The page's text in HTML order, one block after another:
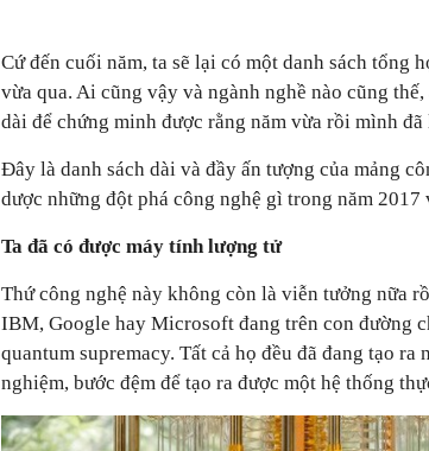
Cứ đến cuối năm, ta sẽ lại có một danh sách tổng
vừa qua. Ai cũng vậy và ngành nghề nào cũng
dài để chứng minh được rằng năm vừa rồi mình
Đây là danh sách dài và đầy ấn tượng của mảng
dược những đột phá công nghệ gì trong năm 2017
Ta đã có được máy tính lượng tử
Thứ công nghệ này không còn là viễn tưởng nữa
IBM, Google hay Microsoft đang trên con đường
quantum supremacy. Tất cả họ đều đã đang tạo
nghiệm, bước đệm để tạo ra được một hệ thống